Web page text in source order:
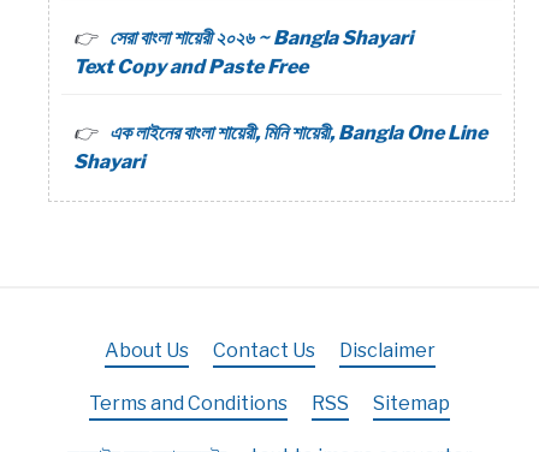
সেরা বাংলা শায়েরী ২০২৬ ~ Bangla Shayari
Text Copy and Paste Free
এক লাইনের বাংলা শায়েরী, মিনি শায়েরী, Bangla One Line
Shayari
About Us Contact Us Disclaimer
Terms and Conditions RSS Sitemap